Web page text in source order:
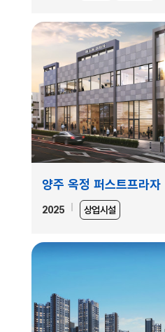
양주 옥정 퍼스트프라자
2025 상업시설